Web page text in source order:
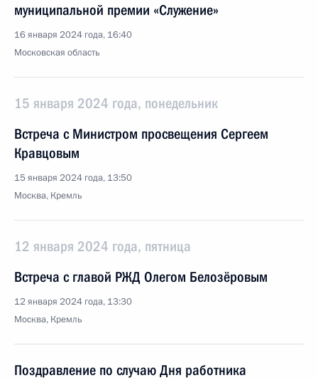
муниципальной премии «Служение»
16 января 2024 года, 16:40
Московская область
15 января 2024 года, понедельник
Встреча с Министром просвещения Сергеем
Кравцовым
15 января 2024 года, 13:50
Москва, Кремль
12 января 2024 года, пятница
Встреча с главой РЖД Олегом Белозёровым
12 января 2024 года, 13:30
Москва, Кремль
Поздравление по случаю Дня работника